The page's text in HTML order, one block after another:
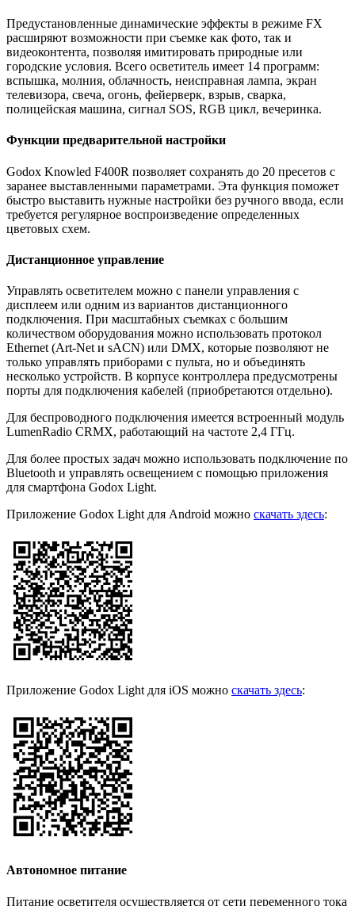
Предустановленные динамические эффекты в режиме FX
расширяют возможности при съемке как фото, так и
видеоконтента, позволяя имитировать природные или
городские условия. Всего осветитель имеет 14 программ:
вспышка, молния, облачность, неисправная лампа, экран
телевизора, свеча, огонь, фейерверк, взрыв, сварка,
полицейская машина, сигнал SOS, RGB цикл, вечеринка.
Функции предварительной настройки
Godox Knowled F400R позволяет сохранять до 20 пресетов с
заранее выставленными параметрами. Эта функция поможет
быстро выставить нужные настройки без ручного ввода, если
требуется регулярное воспроизведение определенных
цветовых схем.
Дистанционное управление
Управлять осветителем можно с панели управления с
дисплеем или одним из вариантов дистанционного
подключения. При масштабных съемках с большим
количеством оборудования можно использовать протокол
Ethernet (Art-Net и sACN) или DMX, которые позволяют не
только управлять приборами с пульта, но и объединять
несколько устройств. В корпусе контроллера предусмотрены
порты для подключения кабелей (приобретаются отдельно).
Для беспроводного подключения имеется встроенный модуль
LumenRadio CRMX, работающий на частоте 2,4 ГГц.
Для более простых задач можно использовать подключение по
Bluetooth и управлять освещением с помощью приложения
для смартфона Godox Light.
Приложение Godox Light для Android можно скачать здесь:
Приложение Godox Light для iOS можно скачать здесь:
Автономное питание
Питание осветителя осуществляется от сети переменного тока